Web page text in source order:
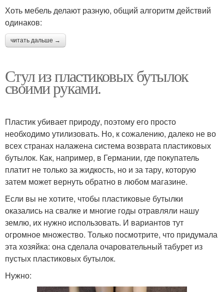
Хоть мебель делают разную, общий алгоритм действий
одинаков:
читать дальше →
Стул из пластиковых бутылок
своими руками.
Пластик убивает природу, поэтому его просто
необходимо утилизовать. Но, к сожалению, далеко не во
всех странах налажена система возврата пластиковых
бутылок. Как, например, в Германии, где покупатель
платит не только за жидкость, но и за тару, которую
затем может вернуть обратно в любом магазине.
Если вы не хотите, чтобы пластиковые бутылки
оказались на свалке и многие годы отравляли нашу
землю, их нужно использовать. И вариантов тут
огромное множество. Только посмотрите, что придумала
эта хозяйка: она сделала очаровательный табурет из
пустых пластиковых бутылок.
Нужно: